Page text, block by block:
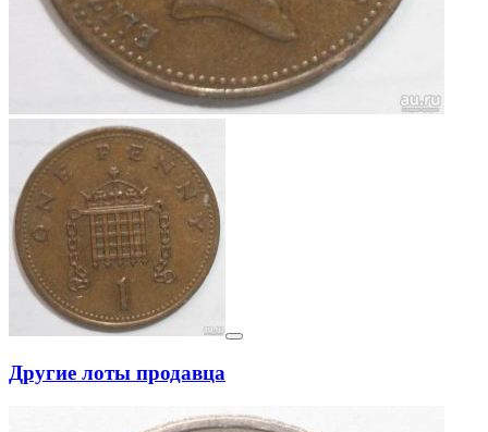
Другие лоты продавца